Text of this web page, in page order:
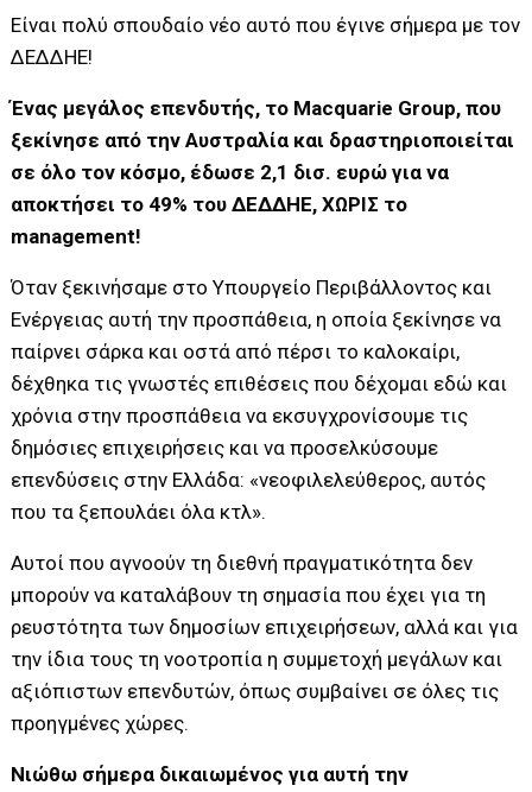
Είναι πολύ σπουδαίο νέο αυτό που έγινε σήμερα με τον
ΔΕΔΔΗΕ!
Ένας μεγάλος επενδυτής, το Macquarie Group, που
ξεκίνησε από την Αυστραλία και δραστηριοποιείται
σε όλο τον κόσμο, έδωσε 2,1 δισ. ευρώ για να
αποκτήσει το 49% του ΔΕΔΔΗΕ, ΧΩΡΙΣ το
management!
Όταν ξεκινήσαμε στο Υπουργείο Περιβάλλοντος και
Ενέργειας αυτή την προσπάθεια, η οποία ξεκίνησε να
παίρνει σάρκα και οστά από πέρσι το καλοκαίρι,
δέχθηκα τις γνωστές επιθέσεις που δέχομαι εδώ και
χρόνια στην προσπάθεια να εκσυγχρονίσουμε τις
δημόσιες επιχειρήσεις και να προσελκύσουμε
επενδύσεις στην Ελλάδα: «νεοφιλελεύθερος, αυτός
που τα ξεπουλάει όλα κτλ».
Αυτοί που αγνοούν τη διεθνή πραγματικότητα δεν
μπορούν να καταλάβουν τη σημασία που έχει για τη
ρευστότητα των δημοσίων επιχειρήσεων, αλλά και για
την ίδια τους τη νοοτροπία η συμμετοχή μεγάλων και
αξιόπιστων επενδυτών, όπως συμβαίνει σε όλες τις
προηγμένες χώρες.
Νιώθω σήμερα δικαιωμένος για αυτή την